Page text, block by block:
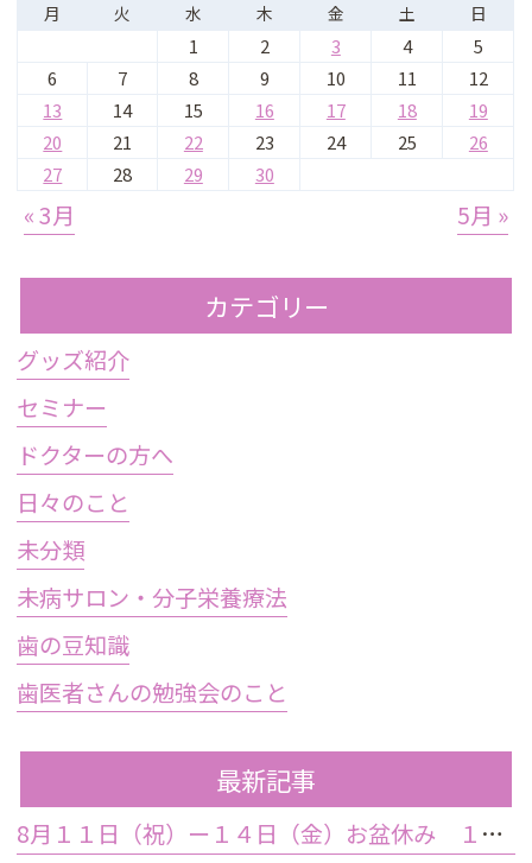
月 火 水 木 金 土 日
1 2 3 4
5
6
7 8 9 10 11
12
13
14 15 16 17 18
19
20
21 22 23 24 25
26
27
28 29 30
« 3月 5月 »
カテゴリー
グッズ紹介
セミナー
ドクターの方へ
日々のこと
未分類
未病サロン・分子栄養療法
歯の豆知識
歯医者さんの勉強会のこと
最新記事
8月１１日（祝）ー１４日（金）お盆休み １５日土曜日から診療しております